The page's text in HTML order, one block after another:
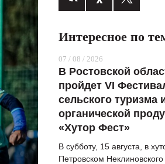
Интересное по
07 / 08 / 2026
В Ростовской
пройдет VI
сельского туризма
органической
«Хутор Фест»
В субботу, 15 августа, в
Петровском